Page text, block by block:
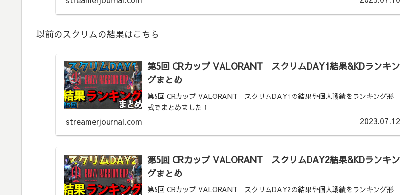
以前のスクリムの結果はこちら
第5回 CRカップ VALORANT スクリムDAY1結果&KDランキン
グまとめ
第5回 CRカップ VALORANT スクリムDAY1の結果や個人戦績をランキング形
式でまとめました！
streamerjournal.com 2023.07.12
第5回 CRカップ VALORANT スクリムDAY2結果&KDランキン
グまとめ
第5回 CRカップ VALORANT スクリムDAY2の結果や個人戦績をランキング形